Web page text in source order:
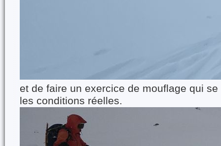
et de faire un exercice de mouflage qui se
les conditions réelles.